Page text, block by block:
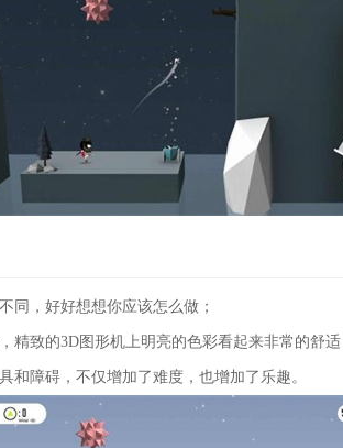
同，好好想想你应该怎么做；
精致的3D图形机上明亮的色彩看起来非常的舒适
和障碍，不仅增加了难度，也增加了乐趣。